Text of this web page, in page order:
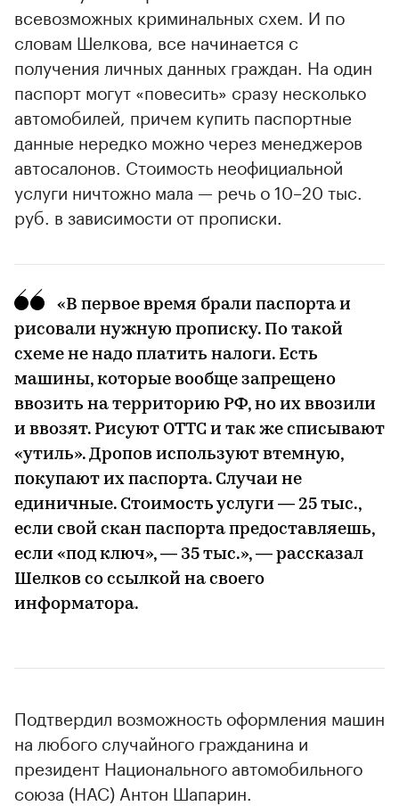
всевозможных криминальных схем. И по
словам Шелкова, все начинается с
получения личных данных граждан. На один
паспорт могут «повесить» сразу несколько
автомобилей, причем купить паспортные
данные нередко можно через менеджеров
автосалонов. Стоимость неофициальной
услуги ничтожно мала — речь о 10–20 тыс.
руб. в зависимости от прописки.
«В первое время брали паспорта и
рисовали нужную прописку. По такой
схеме не надо платить налоги. Есть
машины, которые вообще запрещено
ввозить на территорию РФ, но их ввозили
и ввозят. Рисуют ОТТС и так же списывают
«утиль». Дропов используют втемную,
покупают их паспорта. Случаи не
единичные. Стоимость услуги — 25 тыс.,
если свой скан паспорта предоставляешь,
если «под ключ», — 35 тыс.», — рассказал
Шелков со ссылкой на своего
информатора.
Подтвердил возможность оформления машин
на любого случайного гражданина и
президент Национального автомобильного
союза (НАС) Антон Шапарин.